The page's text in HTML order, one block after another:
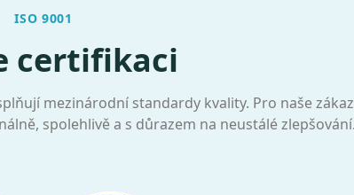
ISO 9001
certifikaci
mezinárodní standardy kvality. Pro naše
spolehlivě a s důrazem na neustálé zlepšování.